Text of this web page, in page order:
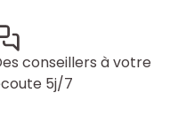
conseillers à votre
5j/7